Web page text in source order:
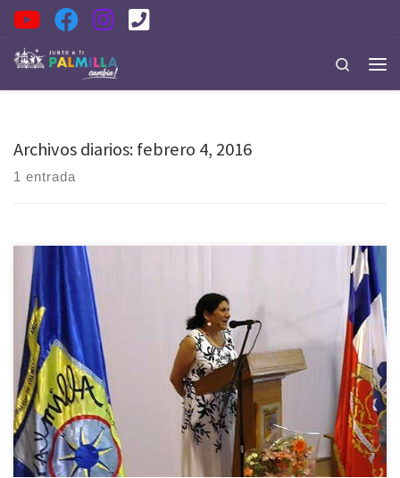
Saltar al contenido
Search
Archivos diarios:febrero 4, 2016
1 entrada
Tras intensas gestiones realizadas por la alcaldesa Gloria Paredes
Valdés, el Consejo Regional O’Higgins aprobó mediante el programa
2% de Seguridad Pública el proyecto de reposición de Cámaras de
Seguridad en San José del Carmen del Huique en una primera etapa.
Según lo indicó la máxima autoridad comunal de Palmilla, […]